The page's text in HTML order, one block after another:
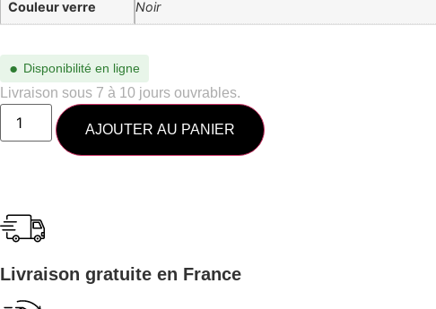
Couleur verre Noir
● Disponibilité en ligne
Livraison sous 7 à 10 jours ouvrables.
AJOUTER AU PANIER
Livraison gratuite en France